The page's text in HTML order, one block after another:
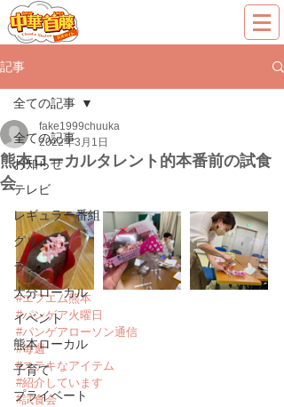
記事
全ての記事
お知らせ
テレビ
レギュラー番組
グルメ
ラジオ
大分ローカル
イベント
熊本ローカル
子育て
プライベート
全ての記事
熊本ローカルタレント的本番前の試食
会
fake1999chuuka
2022年3月1日
#エフエム熊本
#パンゲア火曜日
#パンゲアローソン通信
#毎週
#ステキなアイテム
#紹介しています
#試食会